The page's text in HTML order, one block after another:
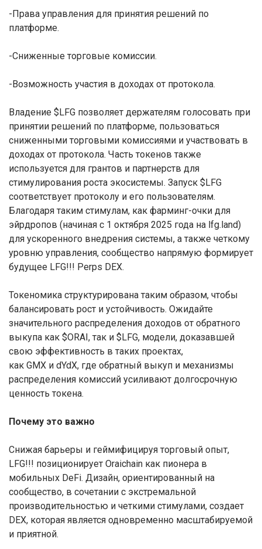
-Права управления для принятия решений по
платформе.
-Сниженные торговые комиссии.
-Возможность участия в доходах от протокола.
Владение $LFG позволяет держателям голосовать при
принятии решений по платформе, пользоваться
сниженными торговыми комиссиями и участвовать в
доходах от протокола. Часть токенов также
используется для грантов и партнерств для
стимулирования роста экосистемы. Запуск $LFG
соответствует протоколу и его пользователям.
Благодаря таким стимулам, как фарминг-очки для
эйрдропов (начиная с 1 октября 2025 года на lfg.land)
для ускоренного внедрения системы, а также четкому
уровню управления, сообщество напрямую формирует
будущее LFG!!! Perps DEX.
Токеномика структурирована таким образом, чтобы
балансировать рост и устойчивость. Ожидайте
значительного распределения доходов от обратного
выкупа как $ORAI, так и $LFG, модели, доказавшей
свою эффективность в таких проектах,
как GMX и dYdX, где обратный выкуп и механизмы
распределения комиссий усиливают долгосрочную
ценность токена.
Почему это важно
Снижая барьеры и геймифицируя торговый опыт,
LFG!!! позиционирует Oraichain как пионера в
мобильных DeFi. Дизайн, ориентированный на
сообщество, в сочетании с экстремальной
производительностью и четкими стимулами, создает
DEX, которая является одновременно масштабируемой
и приятной.